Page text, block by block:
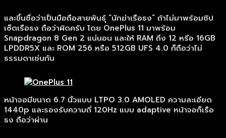
และขึ้นชื่อว่าเป็นมือถือสายพันธุ์ “นักฆ่าเรือธง” ถ้าไม่มาพร้อมชิป
เซ็ตเรือธง ถือว่าผิดครับ โดย OnePlus 11 มาพร้อม
Snapdragon 8 Gen 2 แน่นอน และให้ RAM ถึง 12 หรีอ 16GB
LPDDR5X และ ROM 256 หรือ 512GB UFS 4.0 ก็ถือว่าไม่
ธรรมดาเช่นกัน
หน้าจอมีขนาด 6.7 นิ้วแบบ LTPO 3.0 AMOLED ความละเอียด
1440p และรองรับความถี่ 120Hz แบบ adaptive หน้าจอก็เรือ
ธง ถือว่าผ่าน